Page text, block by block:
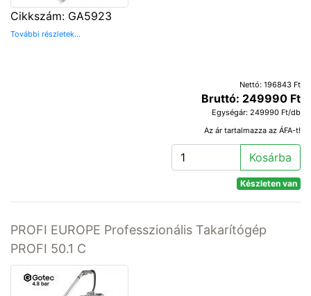
Cikkszám: GA5923
További részletek...
Nettó: 196843 Ft
Bruttó: 249990 Ft
Egységár: 249990 Ft/db
Az ár tartalmazza az ÁFA-t!
Kosárba
Készleten van
PROFI EUROPE Professzionális Takarítógép
PROFI 50.1 C